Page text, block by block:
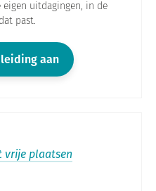
uitdagingen, in de
past.
aan
vrije plaatsen